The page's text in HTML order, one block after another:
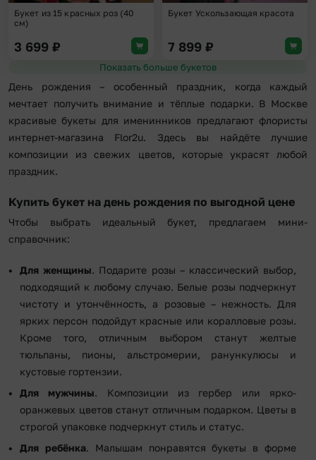
Букет из 15 красных роз (40
см)
3 699 ₽
Букет Ускользающая красота
7 899 ₽
Показать больше букетов
День рождения – особенный праздник, когда каждый
мечтает получить внимание и тёплые подарки. В Москве
красивые букеты для именинников предлагают флористы
интернет-магазина Flor2u. Здесь вы найдёте лучшие
композиции из свежих цветов, которые украсят любой
праздник.
Купить букет на день рождения по выгодной цене
Чтобы выбрать идеальный букет, предлагаем мини-
справочник:
Для женщины. Подарите розы – классический выбор,
подходящий к любому случаю. Белые розы подчеркнут
чистоту и утончённость, а розовые – нежность. Для
ярких персон подойдут красные или коралловые розы.
Кроме того, отличным выбором станут желтые
тюльпаны, пионы, альстромерии, ранункулюсы и
кустовые гортензии.
Для мужчины. Композиции из гербер или ярко-
оранжевых цветов станут отличным подарком. Цветы в
строгой упаковке подчеркнут стиль и статус.
Для ребёнка. Малышам понравятся букеты в форме